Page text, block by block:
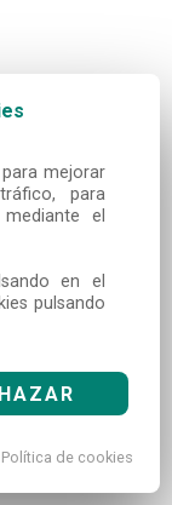
mejorar
para
el
en el
pulsando
Política de cookies